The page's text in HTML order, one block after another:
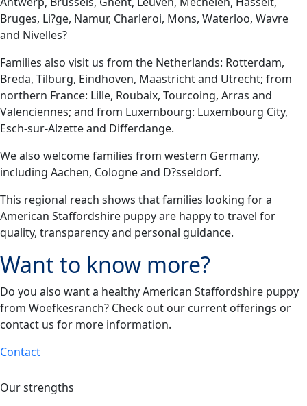
Bruges, Li?ge, Namur, Charleroi, Mons, Waterloo, Wavre
and Nivelles?
Families also visit us from the Netherlands: Rotterdam,
Breda, Tilburg, Eindhoven, Maastricht and Utrecht; from
northern France: Lille, Roubaix, Tourcoing, Arras and
Valenciennes; and from Luxembourg: Luxembourg City,
Esch-sur-Alzette and Differdange.
We also welcome families from western Germany,
including Aachen, Cologne and D?sseldorf.
This regional reach shows that families looking for a
American Staffordshire puppy are happy to travel for
quality, transparency and personal guidance.
Want to know more?
Do you also want a healthy American Staffordshire puppy
from Woefkesranch? Check out our current offerings or
contact us for more information.
Contact
Our strengths